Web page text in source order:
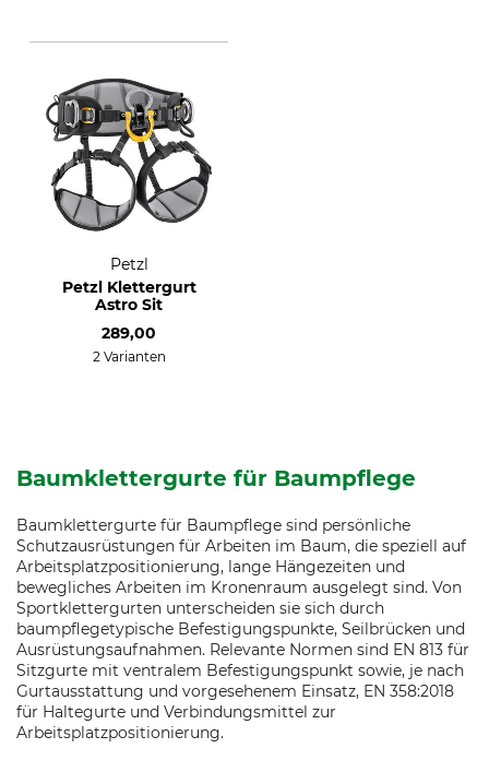
Petzl
Petzl Klettergurt
Astro Sit
289,00
2 Varianten
Baumklettergurte für Baumpflege
Baumklettergurte für Baumpflege sind persönliche
Schutzausrüstungen für Arbeiten im Baum, die speziell auf
Arbeitsplatzpositionierung, lange Hängezeiten und
bewegliches Arbeiten im Kronenraum ausgelegt sind. Von
Sportklettergurten unterscheiden sie sich durch
baumpflegetypische Befestigungspunkte, Seilbrücken und
Ausrüstungsaufnahmen. Relevante Normen sind EN 813 für
Sitzgurte mit ventralem Befestigungspunkt sowie, je nach
Gurtausstattung und vorgesehenem Einsatz, EN 358:2018
für Haltegurte und Verbindungsmittel zur
Arbeitsplatzpositionierung.